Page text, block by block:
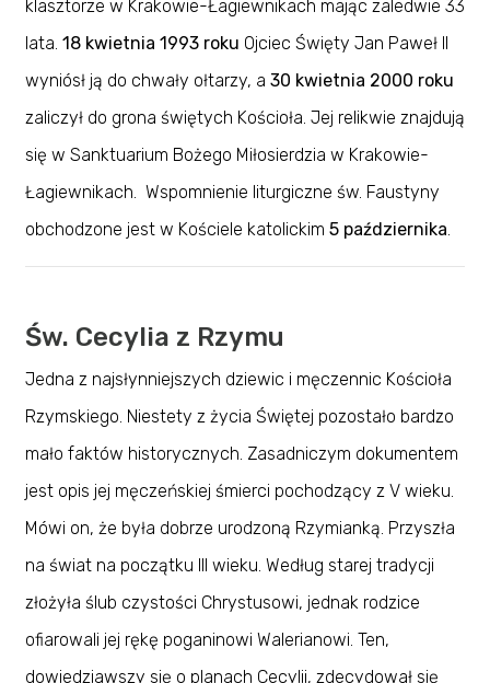
klasztorze w Krakowie-Łagiewnikach mając zaledwie 33
lata. 18 kwietnia 1993 roku Ojciec Święty Jan Paweł II
wyniósł ją do chwały ołtarzy, a 30 kwietnia 2000 roku
zaliczył do grona świętych Kościoła. Jej relikwie znajdują
się w Sanktuarium Bożego Miłosierdzia w Krakowie-
Łagiewnikach. Wspomnienie liturgiczne św. Faustyny
obchodzone jest w Kościele katolickim 5 października.
Św. Cecylia z Rzymu
Jedna z najsłynniejszych dziewic i męczennic Kościoła
Rzymskiego. Niestety z życia Świętej pozostało bardzo
mało faktów historycznych. Zasadniczym dokumentem
jest opis jej męczeńskiej śmierci pochodzący z V wieku.
Mówi on, że była dobrze urodzoną Rzymianką. Przyszła
na świat na początku III wieku. Według starej tradycji
złożyła ślub czystości Chrystusowi, jednak rodzice
ofiarowali jej rękę poganinowi Walerianowi. Ten,
dowiedziawszy się o planach Cecylii, zdecydował się